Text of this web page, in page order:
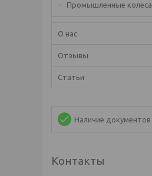
Промышленные колеса
О нас
Отзывы
Статьи
Наличие документов
Контакты